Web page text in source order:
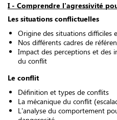
I - Comprendre l'agressivité
Les situations conflictuelles
Origine des situations difficiles
Nos différents cadres de
Impact des perceptions et des
du conflit
Le conflit
Définition et types de conflits
La mécanique du conflit
L’analyse du comportement